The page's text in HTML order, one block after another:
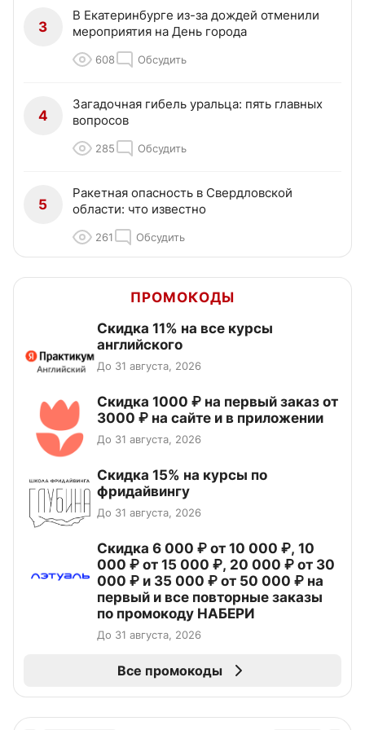
3
В Екатеринбурге из-за дождей отменили
мероприятия на День города
608 Обсудить
4
Загадочная гибель уральца: пять главных
вопросов
285 Обсудить
5
Ракетная опасность в Свердловской
области: что известно
261 Обсудить
ПРОМОКОДЫ
Скидка 11% на все курсы
английского
До 31 августа, 2026
Скидка 1000 ₽ на первый заказ от
3000 ₽ на сайте и в приложении
До 31 августа, 2026
Скидка 15% на курсы по
фридайвингу
До 31 августа, 2026
Скидка 6 000 ₽ от 10 000 ₽, 10
000 ₽ от 15 000 ₽, 20 000 ₽ от 30
000 ₽ и 35 000 ₽ от 50 000 ₽ на
первый и все повторные заказы
по промокоду НАБЕРИ
До 31 августа, 2026
Все промокоды